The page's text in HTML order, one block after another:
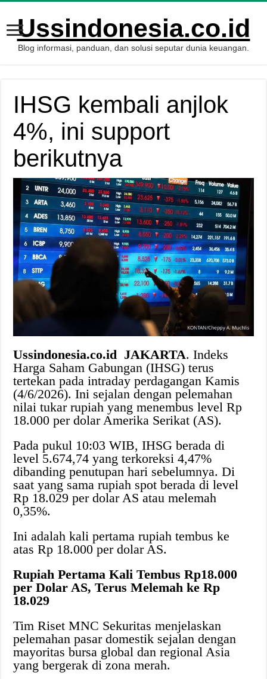
Ussindonesia.co.id
Blog informasi, panduan, dan solusi seputar dunia keuangan.
IHSG kembali anjlok
4%, ini support
berikutnya
Ussindonesia.co.id JAKARTA. Indeks
Harga Saham Gabungan (IHSG) terus
tertekan pada intraday perdagangan Kamis
(4/6/2026). Ini sejalan dengan pelemahan
nilai tukar rupiah yang menembus level Rp
18.000 per dolar Amerika Serikat (AS).
Pada pukul 10:03 WIB, IHSG berada di
level 5.674,74 yang terkoreksi 4,47%
dibanding penutupan hari sebelumnya. Di
saat yang sama rupiah spot berada di level
Rp 18.029 per dolar AS atau melemah
0,35%.
Ini adalah kali pertama rupiah tembus ke
atas Rp 18.000 per dolar AS.
Rupiah Pertama Kali Tembus Rp18.000
per Dolar AS, Terus Melemah ke Rp
18.029
Tim Riset MNC Sekuritas menjelaskan
pelemahan pasar domestik sejalan dengan
mayoritas bursa global dan regional Asia
yang bergerak di zona merah.